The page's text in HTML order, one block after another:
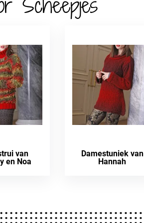
van
en Noa
Damestuniek van
Hannah